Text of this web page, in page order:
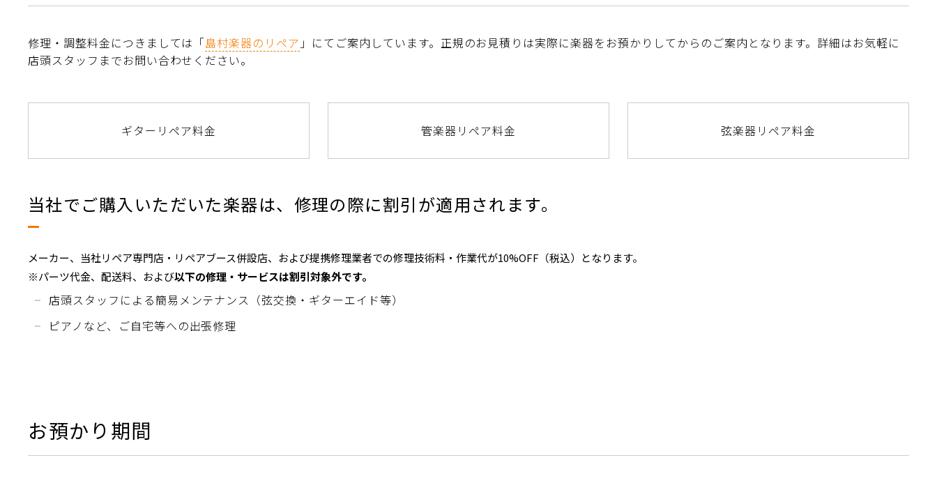
修理・調整料金につきましては「島村楽器のリペア 」にてご案内しています。正規のお見積りは実際に楽器をお預かりしてからのご案内となります。詳細はお気軽に
店頭スタッフまでお問い合わせください。
ギターリペア料金 管楽器リペア料金 弦楽器リペア料金
当社でご購入いただいた楽器は、修理の際に割引が適用されます。
メーカー、当社リペア専門店・リペアブース併設店、および提携修理業者での修理技術料・作業代が10%OFF（税込）となります。
※パーツ代金、配送料、および以下の修理・サービスは割引対象外です。
店頭スタッフによる簡易メンテナンス（弦交換・ギターエイド等）
ピアノなど、ご自宅等への出張修理
お預かり期間